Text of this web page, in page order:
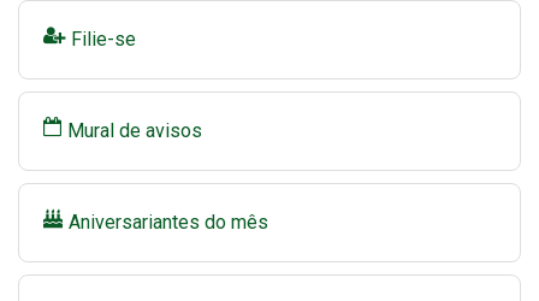
Filie-se
Mural de avisos
Aniversariantes do mês